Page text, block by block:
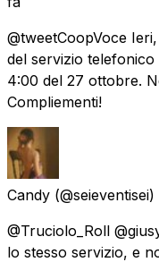
@tweetCoopVoce
del servizio telefonico
4:00 del 27 ottobre.
Compliementi!
Candy
@Truciolo_Roll
lo stesso servizio, e